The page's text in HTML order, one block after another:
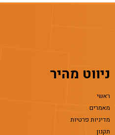
ניווט מהיר
ראשי
מאמרים
מדיניות פרטיות
תקנון